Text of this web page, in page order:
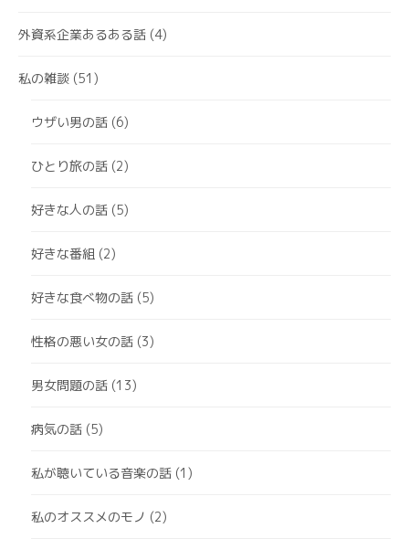
外資系企業あるある話 (4)
私の雑談 (51)
ウザい男の話 (6)
ひとり旅の話 (2)
好きな人の話 (5)
好きな番組 (2)
好きな食べ物の話 (5)
性格の悪い女の話 (3)
男女問題の話 (13)
病気の話 (5)
私が聴いている音楽の話 (1)
私のオススメのモノ (2)